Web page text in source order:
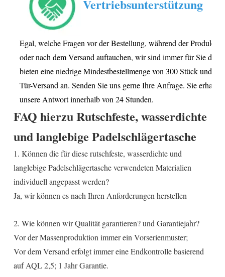
Vertriebsunterstützung
Egal, welche Fragen vor der Bestellung, während der Produktion
oder nach dem Versand auftauchen, wir sind immer für Sie da.
bieten eine niedrige Mindestbestellmenge von 300 Stück und
Tür-Versand an. Senden Sie uns gerne Ihre Anfrage. Sie erhalten
unsere Antwort innerhalb von 24 Stunden.
FAQ hierzuRutschfeste, wasserdichte
und langlebige Padelschlägertasche
1. Können die für diese rutschfeste, wasserdichte und
langlebige Padelschlägertasche verwendeten Materialien
individuell angepasst werden?
Ja, wir können es nach Ihren Anforderungen herstellen
2. Wie können wir Qualität garantieren? und Garantiejahr?
Vor der Massenproduktion immer ein Vorserienmuster;
Vor dem Versand erfolgt immer eine Endkontrolle basierend
auf AQL 2,5; 1 Jahr Garantie.